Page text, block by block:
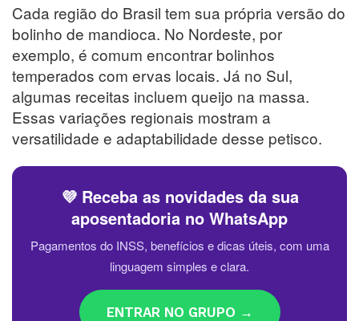
Cada região do Brasil tem sua própria versão do
bolinho de mandioca. No Nordeste, por
exemplo, é comum encontrar bolinhos
temperados com ervas locais. Já no Sul,
algumas receitas incluem queijo na massa.
Essas variações regionais mostram a
versatilidade e adaptabilidade desse petisco.
💜 Receba as novidades da sua
aposentadoria no WhatsApp
Pagamentos do INSS, benefícios e dicas úteis, com uma
linguagem simples e clara.
ENTRAR NO GRUPO →